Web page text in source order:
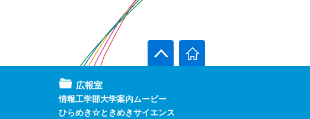
広報室
情報工学部大学案内ムービー
ひらめき☆ときめきサイエンス